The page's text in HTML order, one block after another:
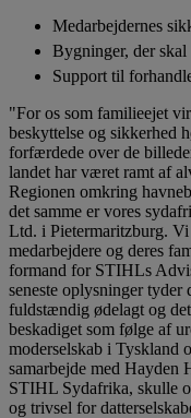
Medarbejdernes
Bygninger, der skal
Support til
"For os som familieejet
beskyttelse og sikkerhed
forfærdede over de
landet har været ramt af
Regionen omkring
det samme er vores
Ltd. i Pietermaritzburg.
medarbejdere og deres
formand for STIHLs
seneste oplysninger tyder
fuldstændig ødelagt og
beskadiget som følge af
moderselskab i Tyskland
samarbejde med Hayden
STIHL Sydafrika, skulle
og trivsel for